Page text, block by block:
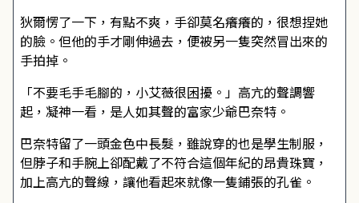
狄爾愣了一下，有點不爽，手卻莫名癢癢的，很想捏她
的臉。但他的手才剛伸過去，便被另一隻突然冒出來的
手拍掉。
「不要毛手毛腳的，小艾薇很困擾。」高亢的聲調響
起，凝神一看，是人如其聲的富家少爺巴奈特。
巴奈特留了一頭金色中長髮，雖說穿的也是學生制服，
但脖子和手腕上卻配戴了不符合這個年紀的昂貴珠寶，
加上高亢的聲線，讓他看起來就像一隻鋪張的孔雀。